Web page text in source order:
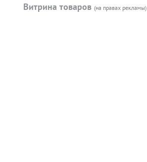
Витрина товаров (на правах рекламы)